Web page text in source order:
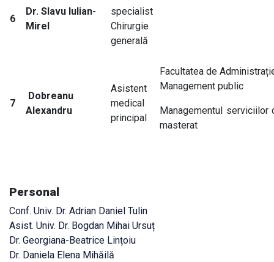
6
Dr. Slavu Iulian-
Mirel
specialist
Chirurgie
generală
7
Dobreanu
Alexandru
Asistent
medical
principal
Facultatea de
Management public
Managementul serviciilor
masterat
Personal
Conf. Univ. Dr. Adrian Daniel Tulin
Asist. Univ. Dr. Bogdan Mihai Ursuț
Dr. Georgiana-Beatrice Lințoiu
Dr. Daniela Elena Mihăilă